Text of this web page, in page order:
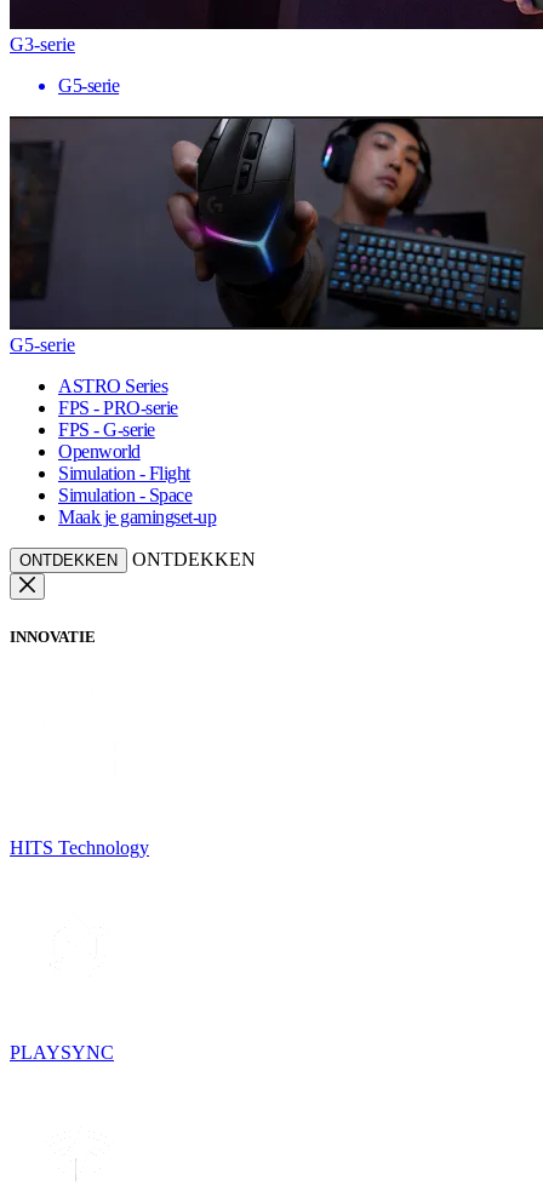
G3-serie
G5-serie
G5-serie
ASTRO Series
FPS - PRO-serie
FPS - G-serie
Openworld
Simulation - Flight
Simulation - Space
Maak je gamingset-up
ONTDEKKEN ONTDEKKEN
INNOVATIE
HITS Technology
PLAYSYNC